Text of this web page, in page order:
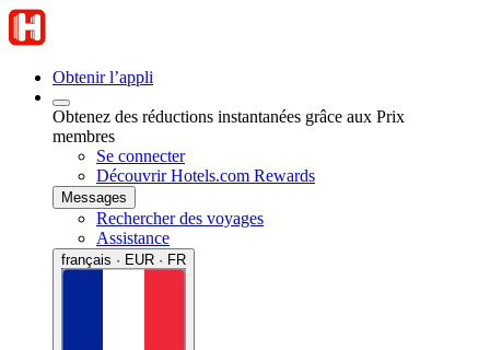
Obtenir l’appli
Obtenez des réductions instantanées grâce aux Prix
membres
Se connecter
Découvrir Hotels.com Rewards
Messages
Rechercher des voyages
Assistance
français · EUR · FR